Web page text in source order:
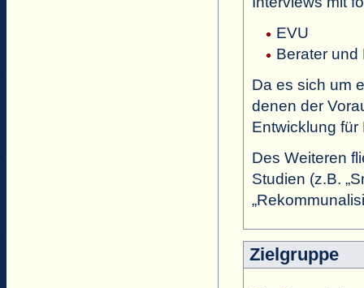
EVU
Berater und
Da es sich um
denen der
Entwicklung
Des Weiteren
Studien (z.B.
Zielgruppe